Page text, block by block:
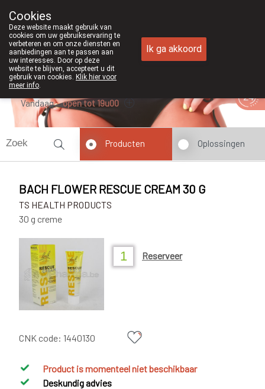
089/382429
Vandaag open tot 19u00
Producten Oplossingen
BACH FLOWER RESCUE CREAM 30 G
TS HEALTH PRODUCTS
30 g creme
Reserveer
CNK code: 1440130
Product is momenteel niet beschikbaar
Deskundig advies
Cookies
Deze website maakt gebruik van
cookies om uw gebruikservaring te
verbeteren en om onze diensten en
aanbiedingen aan te passen aan
uw interesses. Door op deze
website te blijven, accepteert u dit
gebruik van cookies. Klik hier voor
meer info.
Ik ga akkoord